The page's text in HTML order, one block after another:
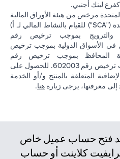
كفرع لبنك أجنبي.
مرخص من هيئة الأوراق المالية
والسلع في الإمارات العربية المتحدة ("SCA") للقيام بالنشاط المالي لـ أ)
والترويج بموجب ترخيص رقم
تداول في الأسواق الدولية بموجب ترخيص
ج) إدارة المحافظ بموجب ترخيص رقم
20200000240 د) الحفظ بموجب ترخيص رقم 602003. للحصول على
المتعلقة بالمنتج و/أو الخدمة
إلى معرفتها، يرجى زيارة هنا.
فتح حساب عميل خاص
كلاينت أو حساب